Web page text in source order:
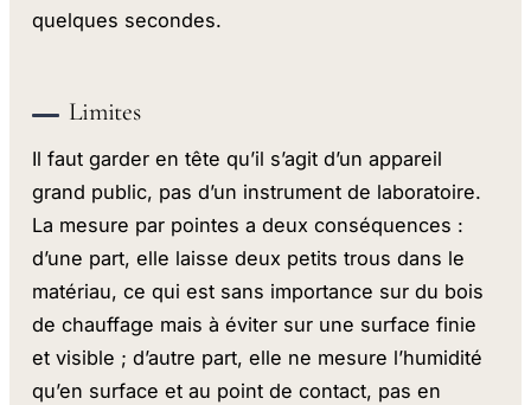
quelques secondes.
Limites
Il faut garder en tête qu’il s’agit d’un appareil
grand public, pas d’un instrument de laboratoire.
La mesure par pointes a deux conséquences :
d’une part, elle laisse deux petits trous dans le
matériau, ce qui est sans importance sur du bois
de chauffage mais à éviter sur une surface finie
et visible ; d’autre part, elle ne mesure l’humidité
qu’en surface et au point de contact, pas en